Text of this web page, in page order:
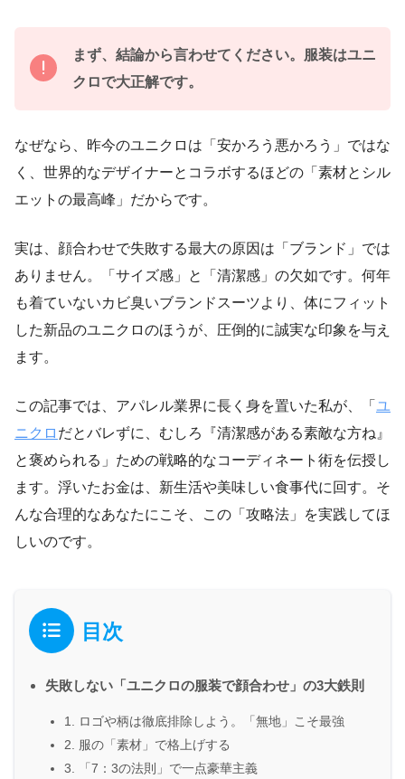
まず、結論から言わせてください。服装はユニ
クロで大正解です。
なぜなら、昨今のユニクロは「安かろう悪かろう」ではな
く、世界的なデザイナーとコラボするほどの「素材とシル
エットの最高峰」だからです。
実は、顔合わせで失敗する最大の原因は「ブランド」では
ありません。「サイズ感」と「清潔感」の欠如です。何年
も着ていないカビ臭いブランドスーツより、体にフィット
した新品のユニクロのほうが、圧倒的に誠実な印象を与え
ます。
この記事では、アパレル業界に長く身を置いた私が、「 ユ
ニクロ だとバレずに、むしろ『清潔感がある素敵な方ね』
と褒められる」ための戦略的なコーディネート術を伝授し
ます。浮いたお金は、新生活や美味しい食事代に回す。そ
んな合理的なあなたにこそ、この「攻略法」を実践してほ
しいのです。
目次
失敗しない「ユニクロの服装で顔合わせ」の3大鉄則
1. ロゴや柄は徹底排除しよう。「無地」こそ最強
2. 服の「素材」で格上げする
3. 「7：3の法則」で一点豪華主義